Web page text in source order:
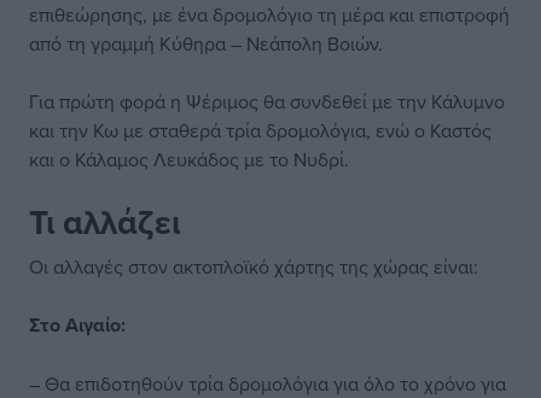
επιθεώρησης, με ένα δρομολόγιο τη μέρα και επιστροφή
από τη γραμμή Κύθηρα – Νεάπολη Βοιών.
Για πρώτη φορά η Ψέριμος θα συνδεθεί με την Κάλυμνο
και την Κω με σταθερά τρία δρομολόγια, ενώ ο Καστός
και ο Κάλαμος Λευκάδος με το Νυδρί.
Τι αλλάζει
Οι αλλαγές στον ακτοπλοϊκό χάρτης της χώρας είναι:
Στο Αιγαίο:
– Θα επιδοτηθούν τρία δρομολόγια για όλο το χρόνο για